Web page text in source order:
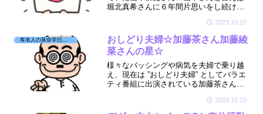
堀北真希さんに６年間片思いをし続け、
をしたというのは有名です☆💒そんな一
途な山本さんの星が気になり見てみまし
た☆
2023.10.15
有名人の算命学日記☆
おしどり夫婦☆加藤茶さん加藤綾
菜さんの星☆
様々なバッシングや病気を夫婦で乗り越
え、現在は ”おしどり夫婦” としてバラエ
ティ番組に出演されている加藤茶さんと
しい☆😊そんなお二人の星が気になり見
させていただきました☆🔮
2023.10.10